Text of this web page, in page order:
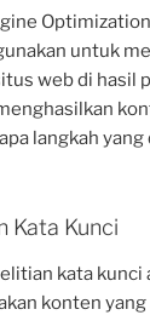
untuk
web di hasil
langkah yang
Kata Kunci
kata kunci
konten yang